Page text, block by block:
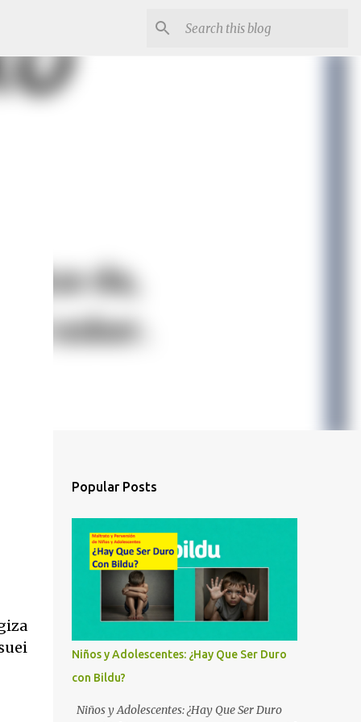
Popular Posts
Niños y Adolescentes: ¿Hay Que Ser Duro
con Bildu?
Niños y Adolescentes: ¿Hay Que Ser Duro